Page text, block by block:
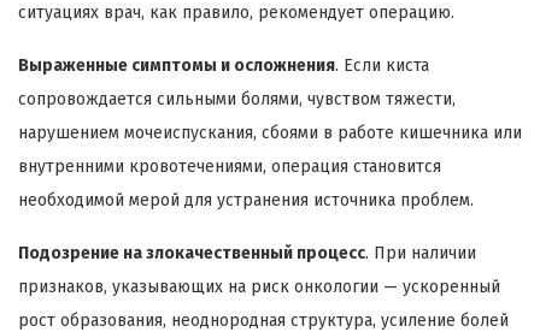
ситуациях врач, как правило, рекомендует операцию.
Выраженные симптомы и осложнения. Если киста
сопровождается сильными болями, чувством тяжести,
нарушением мочеиспускания, сбоями в работе кишечника или
внутренними кровотечениями, операция становится
необходимой мерой для устранения источника проблем.
Подозрение на злокачественный процесс. При наличии
признаков, указывающих на риск онкологии — ускоренный
рост образования, неоднородная структура, усиление болей